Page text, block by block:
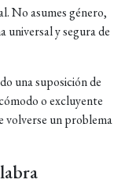
No asumes género,
universal y segura de
una suposición de
o excluyente
volverse un problema